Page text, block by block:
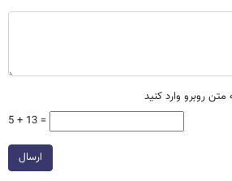
روبرو وارد کنید
5 + 13 =
ارسال